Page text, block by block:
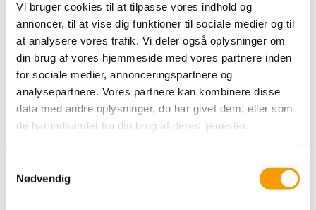
Vi bruger cookies til at tilpasse vores indhold og
annoncer, til at vise dig funktioner til sociale medier og til
at analysere vores trafik. Vi deler også oplysninger om
din brug af vores hjemmeside med vores partnere inden
for sociale medier, annonceringspartnere og
analysepartnere. Vores partnere kan kombinere disse
data med andre oplysninger, du har givet dem, eller som
de har indsamlet fra din brug af deres tjenester.
Nødvendig
49,00 DKK